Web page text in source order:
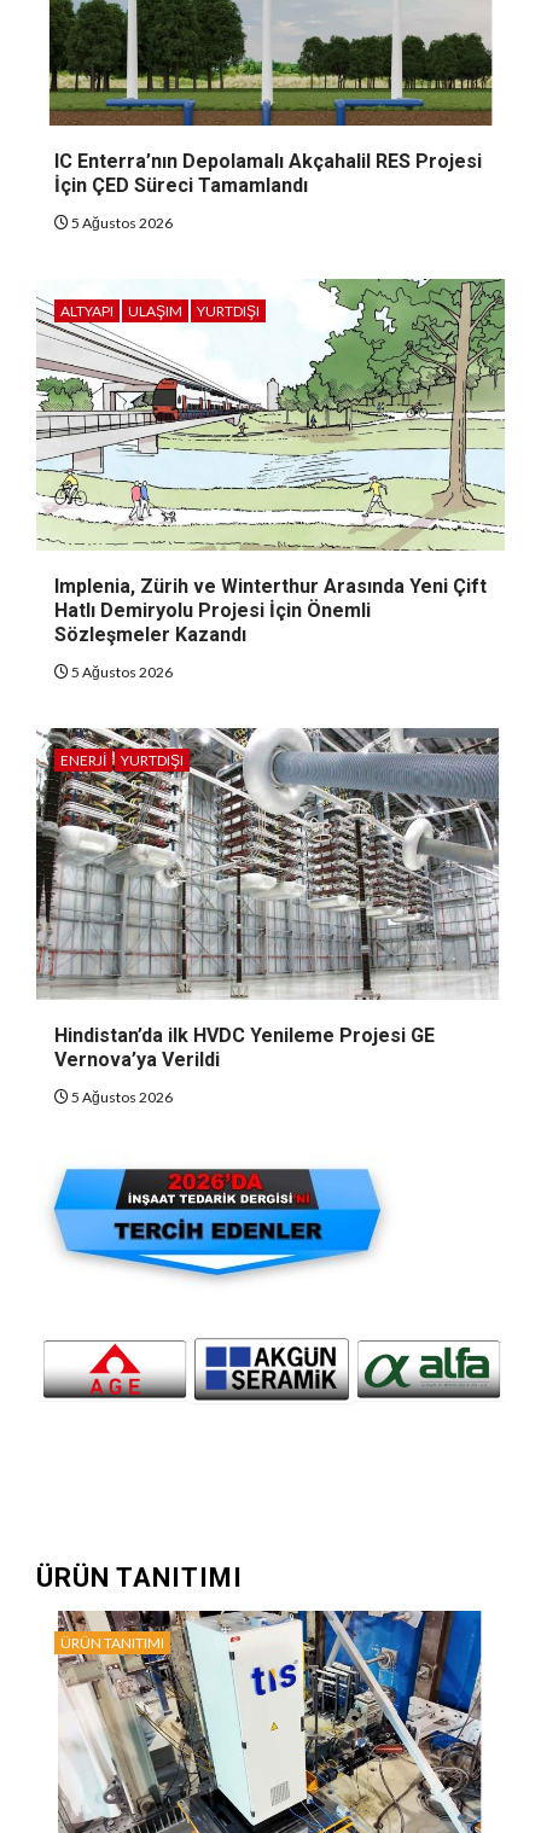
IC Enterra’nın Depolamalı Akçahalil RES Projesi
İçin ÇED Süreci Tamamlandı
5 Ağustos 2026
ALTYAPI ULAŞIM YURTDIŞI
Implenia, Zürih ve Winterthur Arasında Yeni Çift
Hatlı Demiryolu Projesi İçin Önemli
Sözleşmeler Kazandı
5 Ağustos 2026
ENERJI YURTDIŞI
Hindistan’da ilk HVDC Yenileme Projesi GE
Vernova’ya Verildi
5 Ağustos 2026
ÜRÜN TANITIMI
ÜRÜN TANITIMI